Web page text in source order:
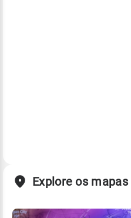
Explore os mapas